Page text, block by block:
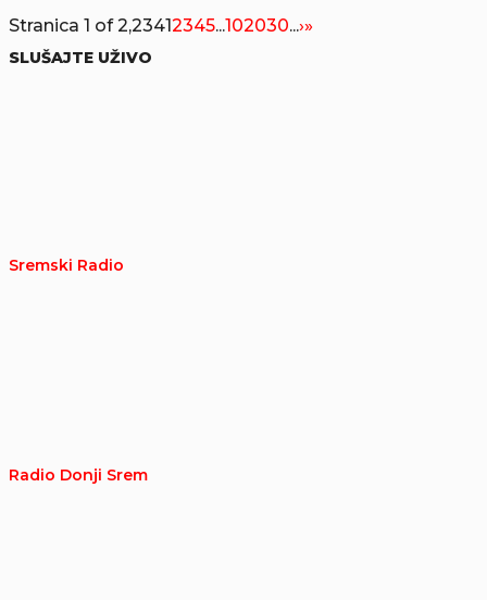
Stranica 1 of 2,23412345...102030...›»
SLUŠAJTE UŽIVO
Sremski Radio
Radio Donji Srem